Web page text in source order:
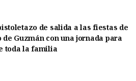
de salida a las fiestas de
de Guzmán con una jornada para
toda la familia